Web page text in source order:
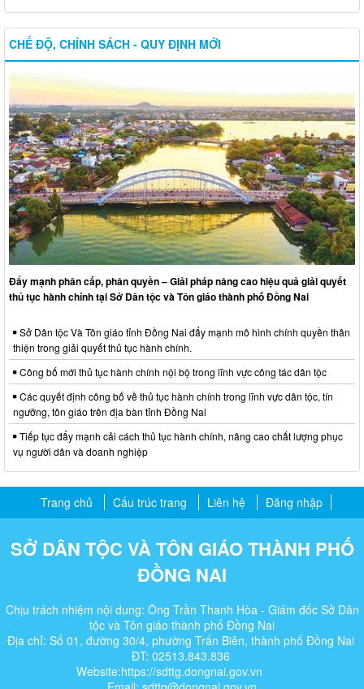
CHẾ ĐỘ, CHÍNH SÁCH - QUY ĐỊNH MỚI
Đẩy mạnh phân cấp, phân quyền – Giải pháp nâng cao hiệu quả giải quyết
thủ tục hành chính tại Sở Dân tộc và Tôn giáo thành phố Đồng Nai
Sở Dân tộc Và Tôn giáo tỉnh Đồng Nai đẩy mạnh mô hình chính quyền thân
thiện trong giải quyết thủ tục hành chính.
Công bố mới thủ tục hành chính nội bộ trong lĩnh vực công tác dân tộc
Các quyết định công bố về thủ tục hành chính trong lĩnh vực dân tộc, tín
ngưỡng, tôn giáo trên địa bàn tỉnh Đồng Nai
Tiếp tục đẩy mạnh cải cách thủ tục hành chính, nâng cao chất lượng phục
vụ người dân và doanh nghiệp
Trang chủ Cấu trúc trang Liên hệ Đăng nhập
SỞ DÂN TỘC VÀ TÔN GIÁO THÀNH PHỐ
ĐỒNG NAI
Chịu trách nhiệm nội dung: Ông Trần Thanh Hòa - Giám đốc Sở Dân
tộc và Tôn giáo thành phố Đồng Nai
Địa chỉ: Số 01, đường 30/4, phường Trấn Biên, thành phố Đồng Nai
ĐT: 02513.843.836
Website:https://sdttg.dongnai.gov.vn